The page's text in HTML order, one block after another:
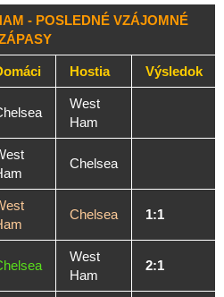
- POSLEDNÉ VZÁJOMNÉ
Hostia Výsledok
West
Ham
Chelsea
Chelsea 1:1
West
Ham
2:1